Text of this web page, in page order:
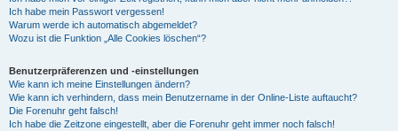
Ich habe mein Passwort vergessen!
Warum werde ich automatisch abgemeldet?
Wozu ist die Funktion „Alle Cookies löschen“?
Benutzerpräferenzen und -einstellungen
Wie kann ich meine Einstellungen ändern?
Wie kann ich verhindern, dass mein Benutzername in der Online-Liste auftaucht?
Die Forenuhr geht falsch!
Ich habe die Zeitzone eingestellt, aber die Forenuhr geht immer noch falsch!